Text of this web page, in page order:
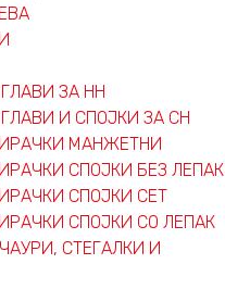
ЗА НН
И СПОЈКИ ЗА СН
МАНЖЕТНИ
СПОЈКИ БЕЗ ЛЕПАК
СПОЈКИ СЕТ
СПОЈКИ СО ЛЕПАК
СТЕГАЛКИ И